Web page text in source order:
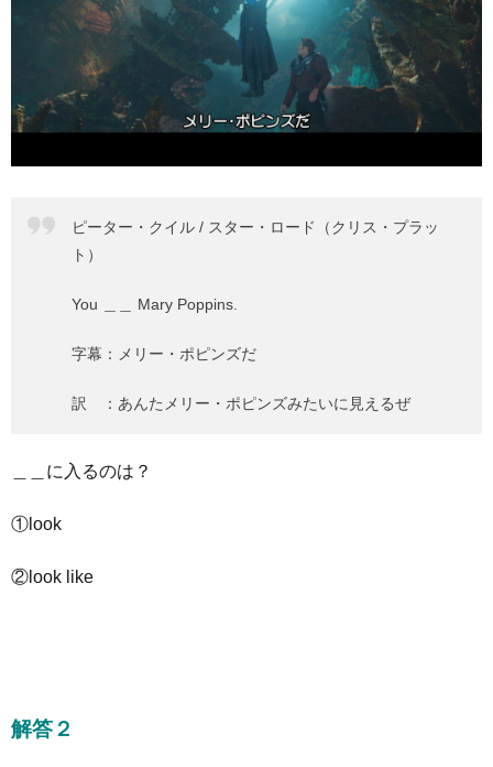
ピーター・クイル / スター・ロード（クリス・プラッ
ト）
You ＿＿ Mary Poppins.
字幕：メリー・ポピンズだ
訳 ：あんたメリー・ポピンズみたいに見えるぜ
＿＿に入るのは？
①look
②look like
解答２